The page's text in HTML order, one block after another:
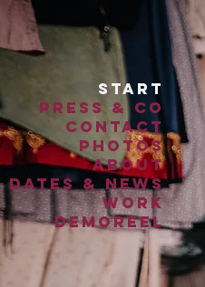
start
press & co
contact
photos
about
Dates & news
work
demoreel